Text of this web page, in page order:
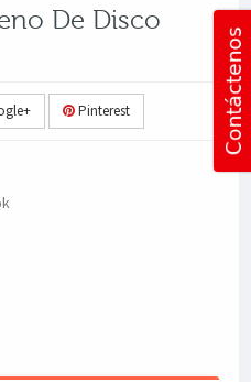
De Disco
Pinterest